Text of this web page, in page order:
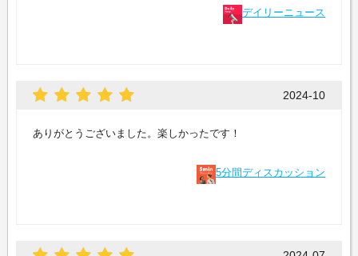
デイリーニュース
2024-10
ありがとうございました。楽しかったです！
5分間ディスカッション